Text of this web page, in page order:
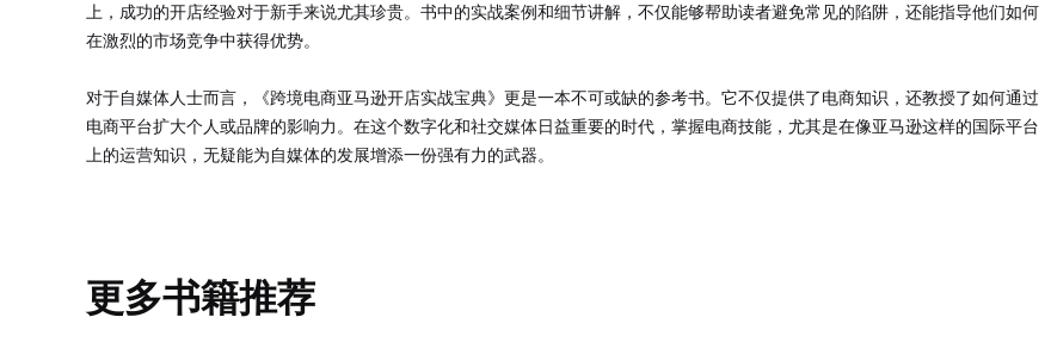
上，成功的开店经验对于新手来说尤其珍贵。书中的实战案例和细节讲解，不仅能够帮助读者避免常见的陷阱，还能指导他们如何
在激烈的市场竞争中获得优势。
对于自媒体人士而言，《跨境电商亚马逊开店实战宝典》更是一本不可或缺的参考书。它不仅提供了电商知识，还教授了如何通过
电商平台扩大个人或品牌的影响力。在这个数字化和社交媒体日益重要的时代，掌握电商技能，尤其是在像亚马逊这样的国际平台
上的运营知识，无疑能为自媒体的发展增添一份强有力的武器。
更多书籍推荐